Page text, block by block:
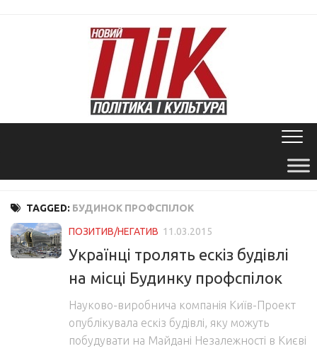
TAGGED: БУДИНОК ПРОФСПІЛОК
ПОЗИТИВ/НЕГАТИВ 11.03.2015
Українці тролять ескіз будівлі
на місці Будинку профспілок
Науково-виробнича компанія Київ-Проект
опублікувала ескіз будівлі, яку можуть
побудувати на Майдані Незалежності в Києві